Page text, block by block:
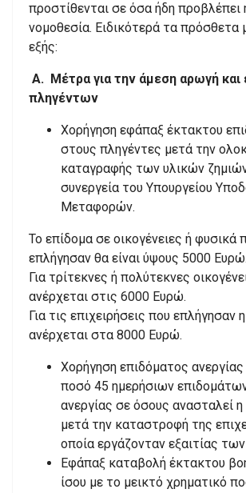
προστίθενται σε όσα ήδη προβλέπει
νομοθεσία. Ειδικότερά τα πρόσθετα
εξής:
Α. Μέτρα για την άμεση αρωγή και
πληγέντων
Χορήγηση εφάπαξ έκτακτου
στους πληγέντες μετά την
καταγραφής των υλικών
συνεργεία του Υπουργείου
Μεταφορών.
Το επίδομα σε οικογένειες ή
επλήγησαν θα είναι ύψους 5000 Ευρώ.
Για τρίτεκνες ή πολύτεκνες
ανέρχεται στις 6000 Ευρώ.
Για τις επιχειρήσεις που επλήγησαν
ανέρχεται στα 8000 Ευρώ.
Χορήγηση επιδόματος
ποσό 45 ημερήσιων
ανεργίας σε όσους ανασταλεί
μετά την καταστροφή της
οποία εργάζονταν εξαιτίας
Εφάπαξ καταβολή έκτακτου
ίσου με το μεικτό χρηματικό